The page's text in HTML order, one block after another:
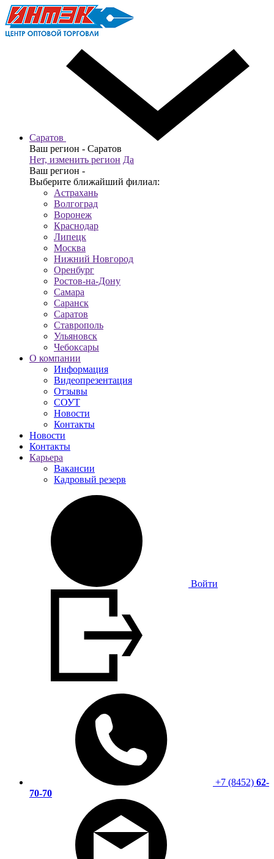
Саратов
Ваш регион - Саратов
Нет, изменить регион Да
Ваш регион -
Выберите ближайший филиал:
Астрахань
Волгоград
Воронеж
Краснодар
Липецк
Москва
Нижний Новгород
Оренбург
Ростов-на-Дону
Самара
Саранск
Саратов
Ставрополь
Ульяновск
Чебоксары
О компании
Информация
Видеопрезентация
Отзывы
СОУТ
Новости
Контакты
Новости
Контакты
Карьера
Вакансии
Кадровый резерв
Войти
+7 (8452) 62-
70-70